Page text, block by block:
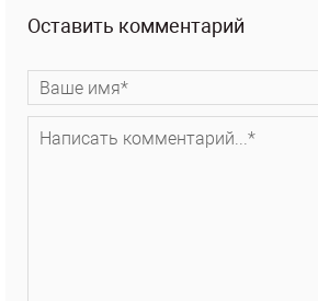
Оставить комментарий